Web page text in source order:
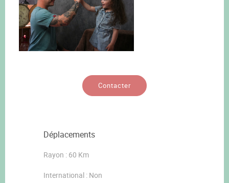
Contacter
Déplacements
Rayon : 60 Km
International : Non